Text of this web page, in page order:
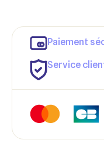
Paiement
Service
Ajouter à ma liste
Créer une nouvelle
Créer une liste
Nom de la liste d'envies
Annuler Créer une liste
Connexion
Vous devez être
Annuler Connexion